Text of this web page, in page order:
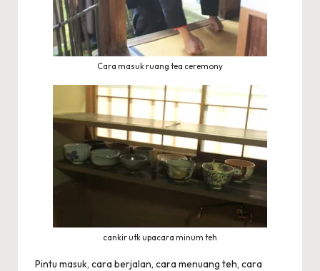
Cara masuk ruang tea ceremony
cankir utk upacara minum teh
Pintu masuk, cara berjalan, cara menuang teh, cara